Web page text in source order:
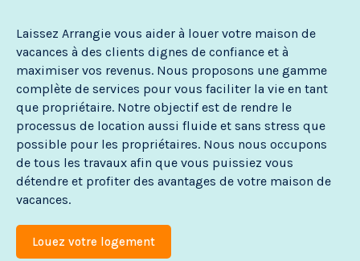
Laissez Arrangie vous aider à louer votre maison de
vacances à des clients dignes de confiance et à
maximiser vos revenus. Nous proposons une gamme
complète de services pour vous faciliter la vie en tant
que propriétaire. Notre objectif est de rendre le
processus de location aussi fluide et sans stress que
possible pour les propriétaires. Nous nous occupons
de tous les travaux afin que vous puissiez vous
détendre et profiter des avantages de votre maison de
vacances.
Louez votre logement